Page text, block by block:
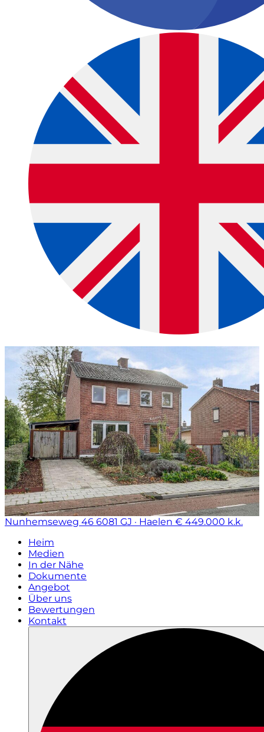
Nunhemseweg 46 6081 GJ · Haelen € 449.000 k.k.
Heim
Medien
In der Nähe
Dokumente
Angebot
Über uns
Bewertungen
Kontakt